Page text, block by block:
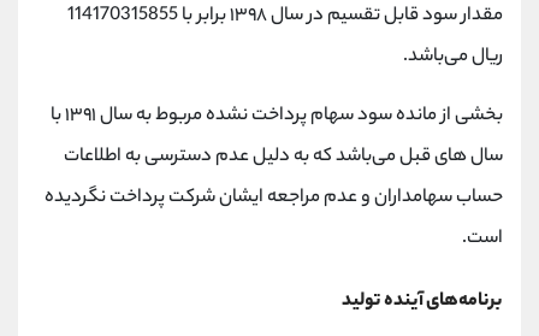
مقدار سود قابل تقسیم در سال ۱۳۹۸ برابر با 114170315855
ریال می‌باشد.
بخشی از مانده سود سهام پرداخت نشده مربوط به سال ۱۳۹۱ با
سال های قبل می‌باشد که به دلیل عدم دسترسی به اطلاعات
حساب سهامداران و عدم مراجعه ایشان شرکت پرداخت نگردیده
است.
برنامه‌های آینده تولید